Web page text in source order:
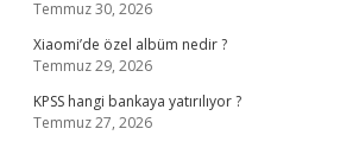
Temmuz 30, 2026
Xiaomi’de özel albüm nedir ?
Temmuz 29, 2026
KPSS hangi bankaya yatırılıyor ?
Temmuz 27, 2026